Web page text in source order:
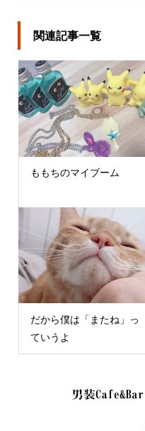
関連記事一覧
ももちのマイブーム
だから僕は「またね」っ
ていうよ